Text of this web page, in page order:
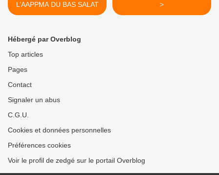
L’AAPPMA DU BAS SALAT
>
Hébergé par Overblog
Top articles
Pages
Contact
Signaler un abus
C.G.U.
Cookies et données personnelles
Préférences cookies
Voir le profil de zedgé sur le portail Overblog